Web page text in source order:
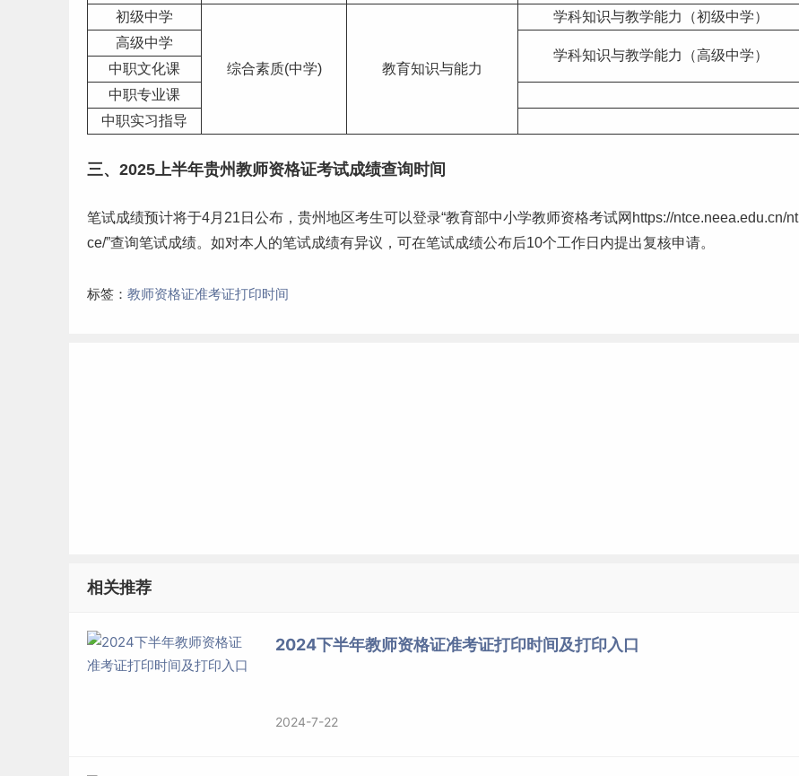
初级中学
综合素质(中学) 教育知识与能力
学科知识与教学能力（初级中学）
高级中学
学科知识与教学能力（高级中学）
中职文化课
中职专业课
中职实习指导
三、2025上半年贵州教师资格证考试成绩查询时间
笔试成绩预计将于4月21日公布，贵州地区考生可以登录“教育部中小学教师资格考试网https://ntce.neea.edu.cn/nt
ce/”查询笔试成绩。如对本人的笔试成绩有异议，可在笔试成绩公布后10个工作日内提出复核申请。
标签： 教师资格证准考证打印时间
相关推荐
2024下半年教师资格证准考证打印时间及打印入口
2024-7-22